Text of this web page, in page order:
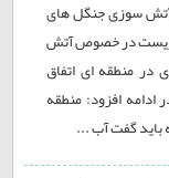
سوزی جنگل های
زیست در خصوص آتش
منطقه ای اتفاق
افزود: منطقه
باید گفت آب ...